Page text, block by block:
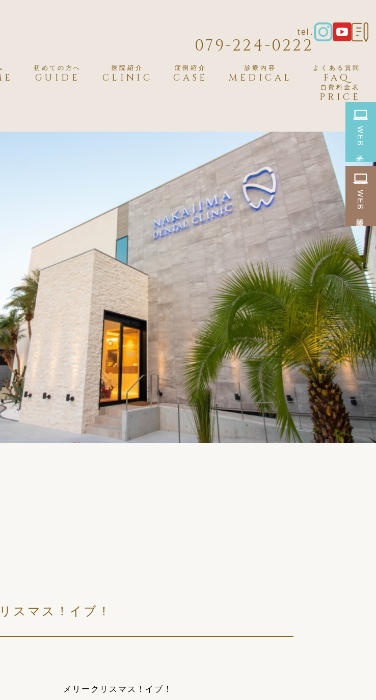
tel.
079-224-0222
初めての方へ
GUIDE
医院紹介
CLINIC
症例紹介
CASE
診療内容
MEDICAL
よくある質問
FAQ
自費料金表
PRICE
WEB
WEB
スマス！イブ！
メリークリスマス！イブ！